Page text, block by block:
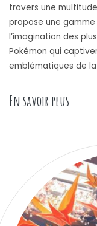
travers une
propose une
l’imagination des
Pokémon qui
emblématiques de
En savoir plus